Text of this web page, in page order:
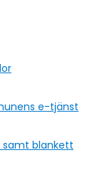
e-tjänst
samt blankett